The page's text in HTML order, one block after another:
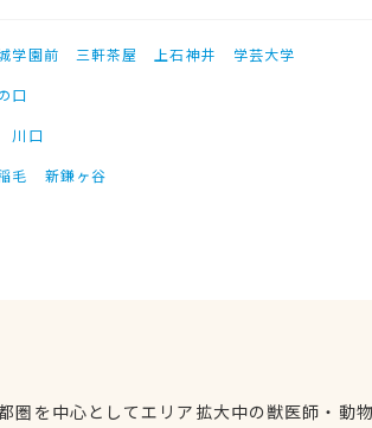
学園前 三軒茶屋 上石神井
学芸大学
口
川口
毛 新鎌ヶ谷
圏を中心としてエリア拡大中の獣医師・動